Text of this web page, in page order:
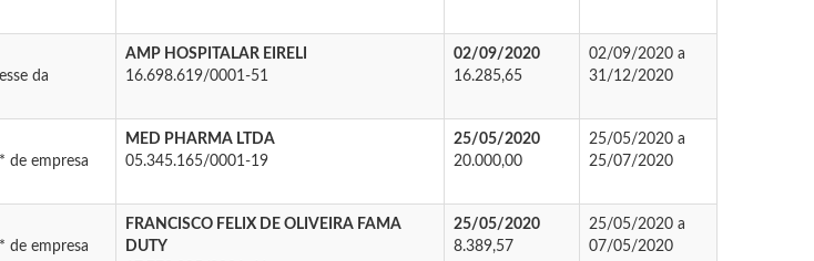
da
AMP HOSPITALAR EIRELI
16.698.619/0001-51
02/09/2020
16.285,65
02/09/2020 a
31/12/2020
de empresa
MED PHARMA LTDA
05.345.165/0001-19
25/05/2020
20.000,00
25/05/2020 a
25/07/2020
de empresa
FRANCISCO FELIX DE OLIVEIRA FAMA
DUTY
25/05/2020
8.389,57
25/05/2020 a
07/05/2020